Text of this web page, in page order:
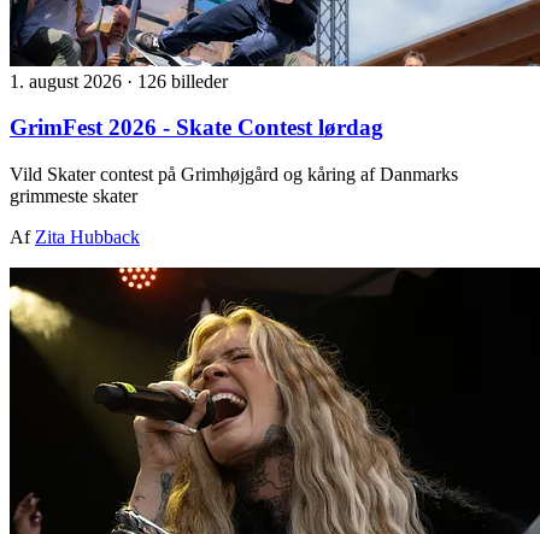
1. august 2026 · 126 billeder
GrimFest 2026 - Skate Contest lørdag
Vild Skater contest på Grimhøjgård og kåring af Danmarks
grimmeste skater
Af Zita Hubback